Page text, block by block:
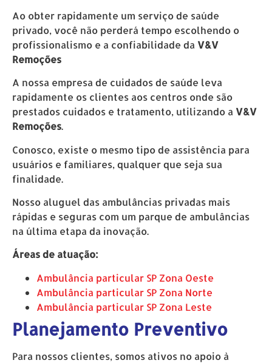
Ao obter rapidamente um serviço de saúde
privado, você não perderá tempo escolhendo o
profissionalismo e a confiabilidade da V&V
Remoções
A nossa empresa de cuidados de saúde leva
rapidamente os clientes aos centros onde são
prestados cuidados e tratamento, utilizando a V&V
Remoções.
Conosco, existe o mesmo tipo de assistência para
usuários e familiares, qualquer que seja sua
finalidade.
Nosso aluguel das ambulâncias privadas mais
rápidas e seguras com um parque de ambulâncias
na última etapa da inovação.
Áreas de atuação:
Ambulância particular SP Zona Oeste
Ambulância particular SP Zona Norte
Ambulância particular SP Zona Leste
Planejamento Preventivo
Para nossos clientes, somos ativos no apoio à